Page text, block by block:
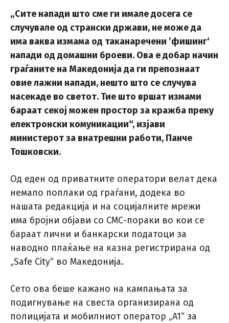
„Сите напади што сме ги имале досега се
случувале од странски држави, не може да
има ваква измама од таканаречени ’фишинг‘
напади од домашни броеви. Ова е добар начин
граѓаните на Македонија да ги препознаат
овие лажни напади, нешто што се случува
насекаде во светот. Тие што вршат измами
бараат секој можен простор за кражба преку
електронски комуникации“, изјави
министерот за внатрешни работи, Панче
Тошковски.
Од еден од приватните оператори велат дека
немало поплаки од граѓани, додека во
нашата редакција и на социјалните мрежи
има бројни објави со СМС-пораки во кои се
бараат лични и банкарски податоци за
наводно плаќање на казна регистрирана од
„Safe City“ во Македонија.
Сето ова беше кажано на кампањата за
подигнување на свеста организирана од
полицијата и мобилниот оператор „A1“ за